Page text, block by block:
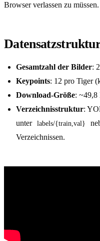
Browser verlassen zu müssen.
Gesamtzahl der Bilder:
Keypoints: 12 pro Tiger
Download-Größe: ~49,8
Verzeichnisstruktur:
unter labels/{train,val}
Verzeichnissen.